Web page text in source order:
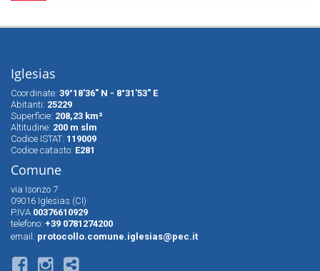
Iglesias
Coordinate: 39°18'36" N - 8°31'53" E
Abitanti: 25229
Superfìcie: 208,23 km²
Altitudine: 200 m slm
Codice ISTAT: 119009
Codice catasto: E281
Comune
via Isonzo 7
09016 Iglesias (CI)
P.IVA 00376610929
telefono: +39 0781274200
email: protocollo.comune.iglesias@pec.it